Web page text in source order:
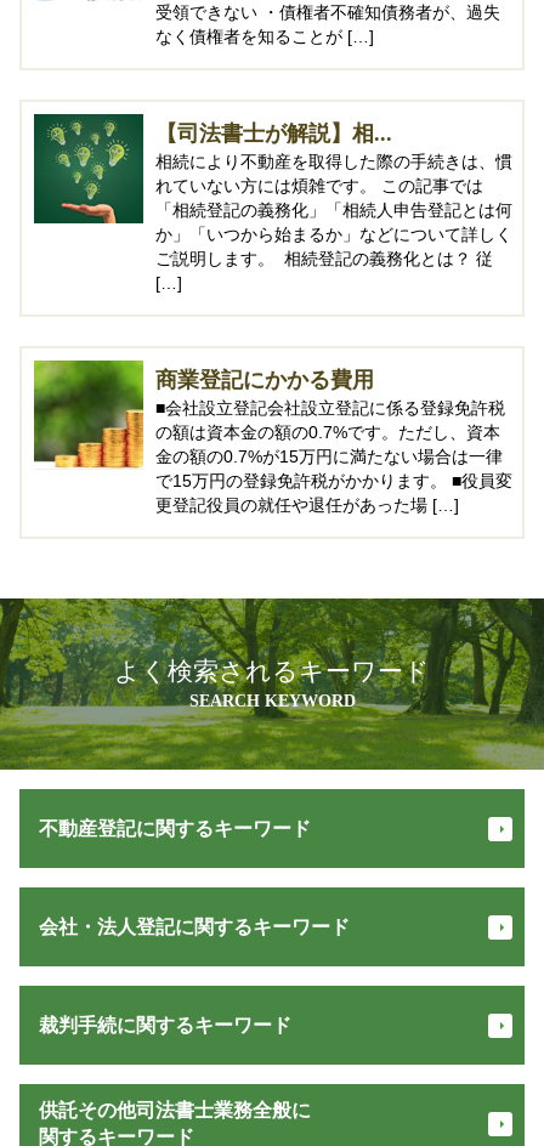
受領できない ・債権者不確知債務者が、過失
なく債権者を知ることが […]
【司法書士が解説】相...
相続により不動産を取得した際の手続きは、慣
れていない方には煩雑です。 この記事では
「相続登記の義務化」「相続人申告登記とは何
か」「いつから始まるか」などについて詳しく
ご説明します。 相続登記の義務化とは？ 従
[…]
商業登記にかかる費用
■会社設立登記会社設立登記に係る登録免許税
の額は資本金の額の0.7%です。ただし、資本
金の額の0.7%が15万円に満たない場合は一律
で15万円の登録免許税がかかります。 ■役員変
更登記役員の就任や退任があった場 […]
よく検索されるキーワード
SEARCH KEYWORD
不動産登記に関するキーワード
先取特権 登記
不動産 登記
所有権移転登記 とは
抵当権 とは
不動産 登記 オンライン
会社・法人登記に関するキーワード
役員 重任 登記
合同会社設立 流れ
会社設立後 手続き
裁判手続に関するキーワード
家賃滞納 督促
交通事故 損害賠償
供託その他司法書士業務全般に
関するキーワード